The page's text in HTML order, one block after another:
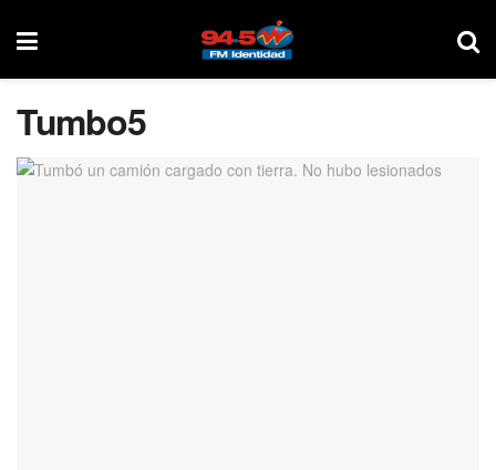
Tumbo5